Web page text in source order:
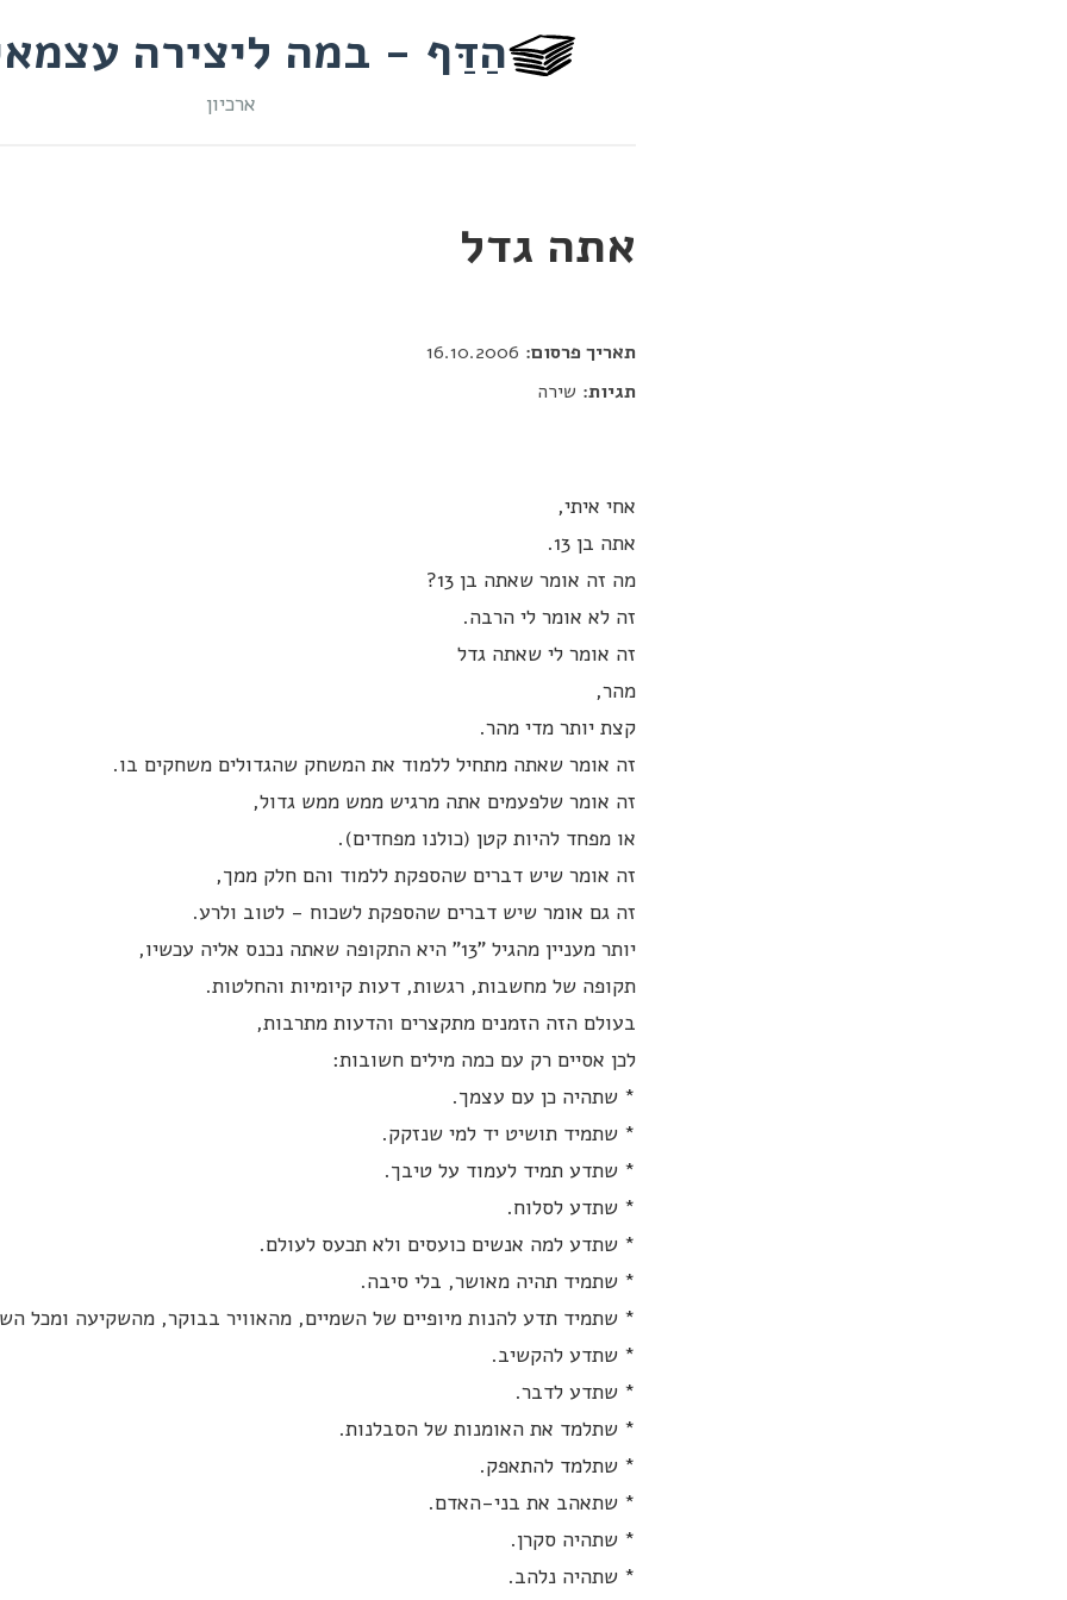
הַדַּף - במה ליצירה
ארכיון
אתה גדל
תאריך פרסום:
תגיות: שירה
אחי איתי,
אתה בן 13.
מה זה אומר שאתה בן 13?
זה לא אומר לי הרבה.
זה אומר לי שאתה גדל
מהר,
קצת יותר מדי מהר.
זה אומר שאתה מתחיל ללמוד את המשחק שהגדולים משחקים בו.
זה אומר שלפעמים אתה מרגיש ממש ממש גדול,
או מפחד להיות קטן (כולנו מפחדים).
זה אומר שיש דברים שהספקת ללמוד והם חלק ממך,
זה גם אומר שיש דברים שהספקת לשכוח - לטוב ולרע.
יותר מעניין מהגיל "13" היא התקופה שאתה נכנס אליה עכשיו,
תקופה של מחשבות, רגשות, דעות קיומיות והחלטות.
בעולם הזה הזמנים מתקצרים והדעות מתרבות,
לכן אסיים רק עם כמה מילים חשובות:
* שתהיה כן עם עצמך.
* שתמיד תושיט יד למי שנזקק.
* שתדע תמיד לעמוד על טיבך.
* שתדע לסלוח.
* שתדע למה אנשים כועסים ולא תכעס לעולם.
* שתמיד תהיה מאושר, בלי סיבה.
* שתמיד תדע להנות מיופיים של השמיים, מהאוויר בבוקר, מהשקיעה ומכל
* שתדע להקשיב.
* שתדע לדבר.
* שתלמד את האומנות של הסבלנות.
* שתלמד להתאפק.
* שתאהב את בני-האדם.
* שתהיה סקרן.
* שתהיה נלהב.